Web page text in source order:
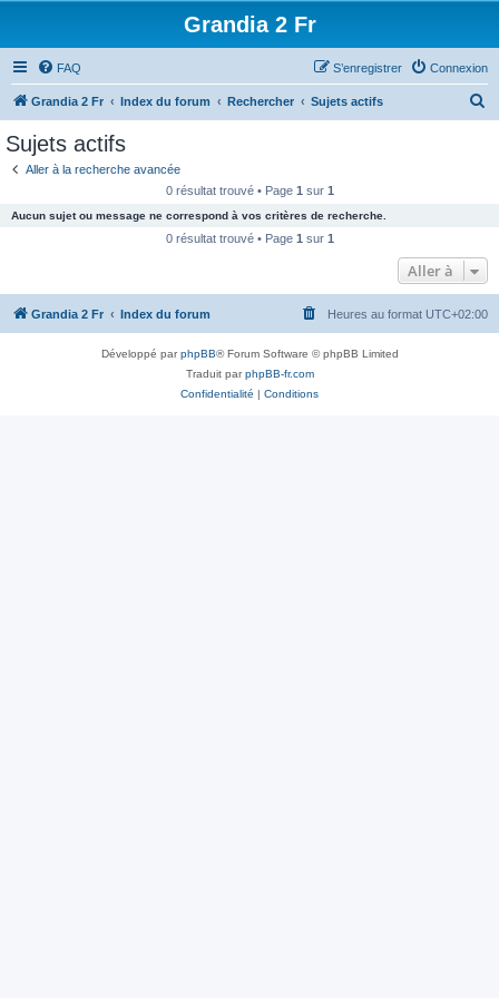
Grandia 2 Fr
FAQ Connexion
S’enregistrer
Grandia 2 Fr Index du forum Rechercher Sujets actifs
c
e
Sujets actifs
Aller à la recherche avancée
0 résultat trouvé • Page 1 sur 1
Aucun sujet ou message ne correspond à vos critères de recherche.
0 résultat trouvé • Page 1 sur 1
Aller à
Grandia 2 Fr Index du forum Heures au format UTC+02:00
Développé parphpBB® Forum Software © phpBB Limited
Traduit parphpBB-fr.com
Confidentialité | Conditions